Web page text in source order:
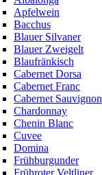
Apfelwein
Bacchus
Blauer Silvaner
Blauer Zweigelt
Blaufränkisch
Cabernet Dorsa
Cabernet Franc
Cabernet Sauvignon
Chardonnay
Chenin Blanc
Cuvee
Domina
Frühburgunder
Frühroter Veltliner